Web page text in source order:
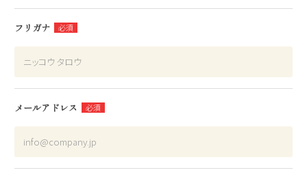
フリガナ
メールアドレス